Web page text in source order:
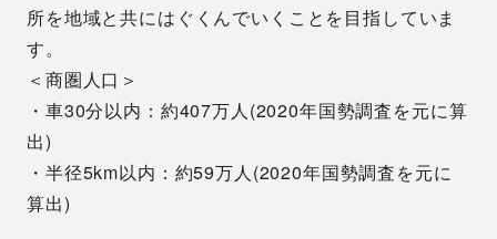
所を地域と共にはぐくんでいくことを目指していま
す。
＜商圏人口＞
・車30分以内：約407万人(2020年国勢調査を元に算
出)
・半径5km以内：約59万人(2020年国勢調査を元に
算出)